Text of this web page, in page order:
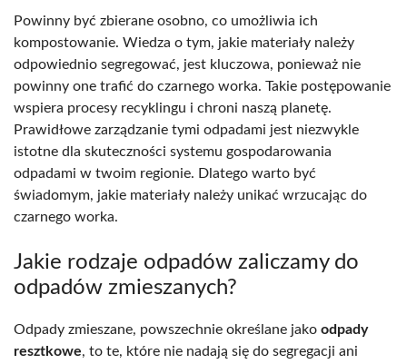
Powinny być zbierane osobno, co umożliwia ich
kompostowanie. Wiedza o tym, jakie materiały należy
odpowiednio segregować, jest kluczowa, ponieważ nie
powinny one trafić do czarnego worka. Takie postępowanie
wspiera procesy recyklingu i chroni naszą planetę.
Prawidłowe zarządzanie tymi odpadami jest niezwykle
istotne dla skuteczności systemu gospodarowania
odpadami w twoim regionie. Dlatego warto być
świadomym, jakie materiały należy unikać wrzucając do
czarnego worka.
Jakie rodzaje odpadów zaliczamy do
odpadów zmieszanych?
Odpady zmieszane, powszechnie określane jako odpady
resztkowe, to te, które nie nadają się do segregacji ani